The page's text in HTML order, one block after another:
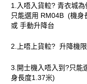
1.入唔入貨𨋢? 青衣城
只能選用 RM04B (機身
或 手動升降台
2.上唔上貨𨋢? 升降機
3.開士機入唔入到?只能
身長度1.37米)